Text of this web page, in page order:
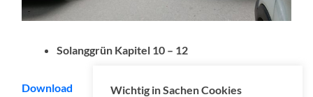
Solanggrün Kapitel 10 – 12
Download Wichtig in Sachen Cookies